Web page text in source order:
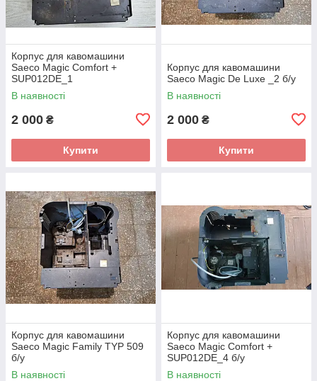
Корпус для кавомашини
Saeco Magic Comfort +
SUP012DE_1
В наявності
2 000 ₴
Купити
Корпус для кавомашини
Saeco Magic De Luxe _2 б/у
В наявності
2 000 ₴
Купити
Корпус для кавомашини
Saeco Magic Family TYP 509
б/у
В наявності
Корпус для кавомашини
Saeco Magic Comfort +
SUP012DE_4 б/у
В наявності